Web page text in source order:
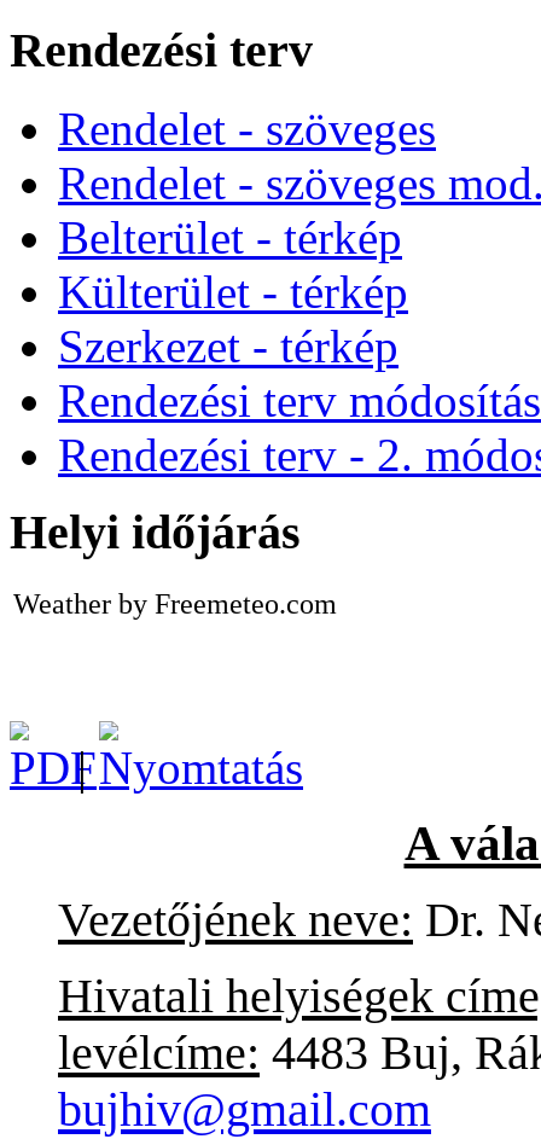
Rendezési terv
Rendelet - szöveges
Rendelet - szöveges
Belterület - térkép
Külterület - térkép
Szerkezet - térkép
Rendezési terv
Rendezési terv - 2.
Helyi időjárás
Weather by Freemeteo.com
|
A
Vezetőjének neve: Dr.
Hivatali helyiségek
levélcíme: 4483 Buj,
bujhiv@gmail.com